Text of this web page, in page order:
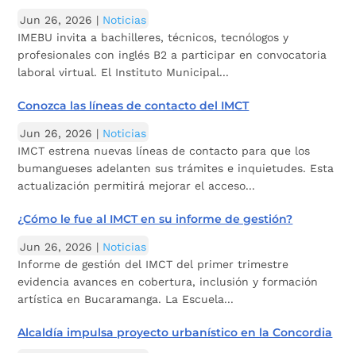
Jun 26, 2026 | Noticias
IMEBU invita a bachilleres, técnicos, tecnólogos y
profesionales con inglés B2 a participar en convocatoria
laboral virtual. El Instituto Municipal...
Conozca las líneas de contacto del IMCT
Jun 26, 2026 | Noticias
IMCT estrena nuevas líneas de contacto para que los
bumangueses adelanten sus trámites e inquietudes. Esta
actualización permitirá mejorar el acceso...
¿Cómo le fue al IMCT en su informe de gestión?
Jun 26, 2026 | Noticias
Informe de gestión del IMCT del primer trimestre
evidencia avances en cobertura, inclusión y formación
artística en Bucaramanga. La Escuela...
Alcaldía impulsa proyecto urbanístico en la Concordia